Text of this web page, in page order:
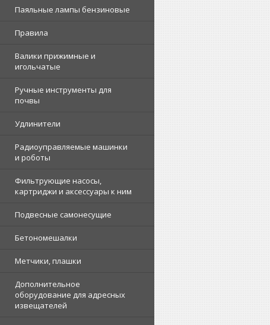
Паяльные лампы бензиновые
Правила
Валики прижимные и
игольчатые
Ручные инструменты для
почвы
Удлинители
Радиоуправляемые машинки
и роботы
Фильтрующие насосы,
картриджи и аксессуары к ним
Подвесные самонесущие
Бетономешалки
Метчики, плашки
Дополнительное
оборудование для адресных
извещателей